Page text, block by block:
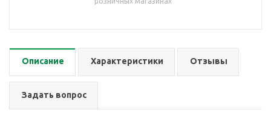
Описание Характеристики Отзывы
Задать вопрос